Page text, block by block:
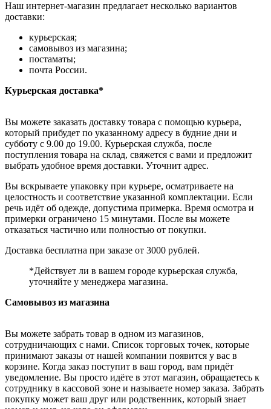
Наш интернет-магазин предлагает несколько вариантов
доставки:
курьерская;
самовывоз из магазина;
постаматы;
почта России.
Курьерская доставка*
Вы можете заказать доставку товара с помощью курьера,
который прибудет по указанному адресу в будние дни и
субботу с 9.00 до 19.00. Курьерская служба, после
поступления товара на склад, свяжется с вами и предложит
выбрать удобное время доставки. Уточнит адрес.
Вы вскрываете упаковку при курьере, осматриваете на
целостность и соответствие указанной комплектации. Если
речь идёт об одежде, допустима примерка. Время осмотра и
примерки ограничено 15 минутами. После вы можете
отказаться частично или полностью от покупки.
Доставка бесплатна при заказе от 3000 рублей.
*Действует ли в вашем городе курьерская служба,
уточняйте у менеджера магазина.
Самовывоз из магазина
Вы можете забрать товар в одном из магазинов,
сотрудничающих с нами. Список торговых точек, которые
принимают заказы от нашей компании появится у вас в
корзине. Когда заказ поступит в ваш город, вам придёт
уведомление. Вы просто идёте в этот магазин, обращаетесь к
сотруднику в кассовой зоне и называете номер заказа. Забрать
покупку может ваш друг или родственник, который знает